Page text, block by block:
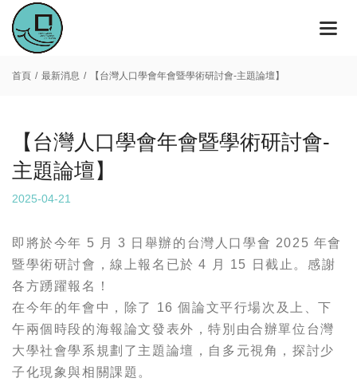
首頁 最新消息 【台灣人口學會年會暨學術研討會-主題論壇】
【台灣人口學會年會暨學術研討會-
主題論壇】
2025-04-21
即將於今年 5 月 3 日舉辦的台灣人口學會 2025 年會
暨學術研討會，線上報名已於 4 月 15 日截止。感謝
各方踴躍報名！
在今年的年會中，除了 16 個論文平行場次及上、下
午兩個時段的海報論文發表外，特別由合辦單位台灣
大學社會學系規劃了主題論壇，自多元視角，探討少
子化現象與相關課題。